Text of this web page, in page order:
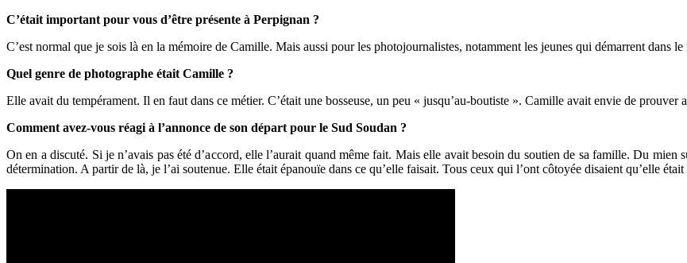
C’était important pour vous d’être présente à Perpignan ?
C’est normal que je sois là en la mémoire de Camille. Mais aussi pour les photojournalistes, notamment les jeunes qui démarrent dans
Quel genre de photographe était Camille ?
Elle avait du tempérament. Il en faut dans ce métier. C’était une bosseuse, un peu « jusqu’au-boutiste ». Camille avait envie de prouver
Comment avez-vous réagi à l’annonce de son départ pour le Sud Soudan ?
On en a discuté. Si je n’avais pas été d’accord, elle l’aurait quand même fait. Mais elle avait besoin du soutien de sa famille. Du mien
détermination. A partir de là, je l’ai soutenue. Elle était épanouïe dans ce qu’elle faisait. Tous ceux qui l’ont côtoyée disaient qu’elle était